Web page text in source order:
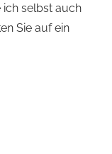
ich selbst auch
Sie auf ein